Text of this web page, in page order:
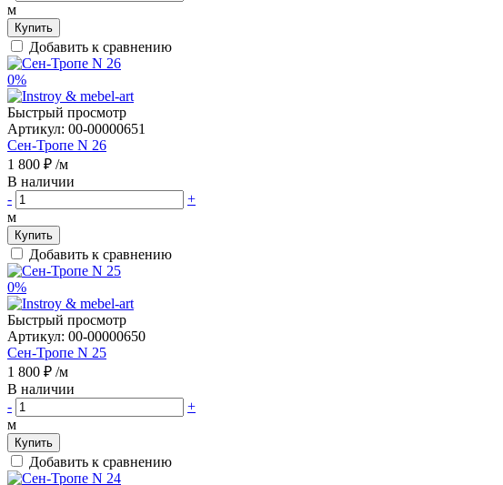
м
Купить
Добавить к сравнению
0%
Быстрый просмотр
Артикул: 00-00000651
Сен-Тропе N 26
1 800 ₽ /м
В наличии
-
+
м
Купить
Добавить к сравнению
0%
Быстрый просмотр
Артикул: 00-00000650
Сен-Тропе N 25
1 800 ₽ /м
В наличии
-
+
м
Купить
Добавить к сравнению